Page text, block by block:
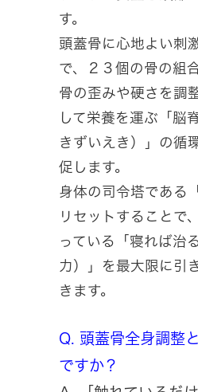
す。
頭蓋骨に心地よい刺
で、２３個の骨の組
骨の歪みや硬さを調
して栄養を運ぶ「脳
きずいえき）」の循
促します。
身体の司令塔である
リセットすることで
っている「寝れば治
力）」を最大限に引
きます。
Q. 頭蓋骨全身調整
ですか？